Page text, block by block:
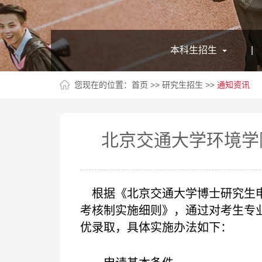
本科生招生
您现在的位置： 首页 >> 研究生招生 >> 通知资讯
北京交通大学环境
根据《北京交通大学博士研究生
考核制实施细则》，通过对考生
优录取， 具体实施办法如下：